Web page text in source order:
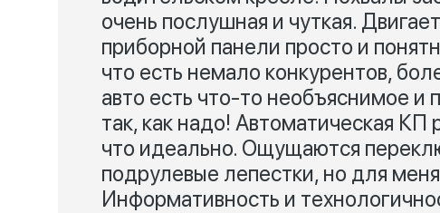
очень послушная и чуткая.
приборной панели просто и
что есть немало конкурентов,
авто есть что-то необъяснимое и
так, как надо! Автоматическая КП
что идеально. Ощущаются
подрулевые лепестки, но для
Информативность и